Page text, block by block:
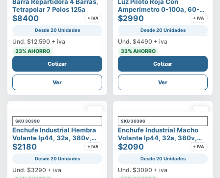
Tetrapolar 7 Polos 125a
$8400 + IVA
Desde 20 Unidades
Und. $12.590 + iva
33% AHORRO
Cotizar
Ver
Amperímetro 0-100a, 60-
500v
$2990 + IVA
Desde 20 Unidades
Und. $4490 + iva
33% AHORRO
Cotizar
Ver
SKU 30390
Enchufe Industrial Hembra
Volante Ip44, 32a, 380v,
3p+t
$2180 + IVA
Desde 20 Unidades
Und. $3290 + iva
SKU 30396
Enchufe Industrial Macho
Volante Ip44, 32a, 380v,
3p+t
$2090 + IVA
Desde 20 Unidades
Und. $3090 + iva